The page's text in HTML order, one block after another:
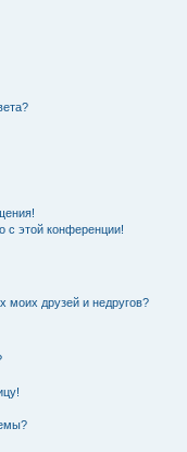
с этой конференции!
моих друзей и недругов?